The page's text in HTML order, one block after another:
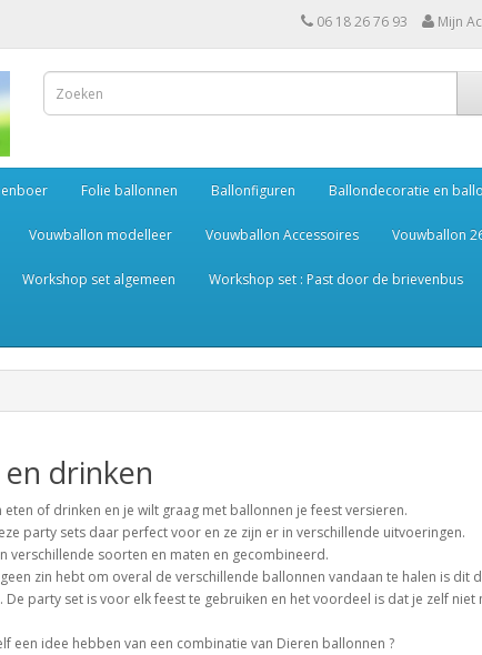
06 18 26 76 93 Mijn
Folie ballonnen Ballonfiguren Ballondecoratie en
Vouwballon modelleer Vouwballon Accessoires Vouwballon
Workshop set algemeen Workshop set : Past door de brievenbus
en drinken
eten of drinken en je wilt graag met ballonnen je feest versieren.
party sets daar perfect voor en ze zijn er in verschillende uitvoeringen.
verschillende soorten en maten en gecombineerd.
geen zin hebt om overal de verschillende ballonnen vandaan te halen is
De party set is voor elk feest te gebruiken en het voordeel is dat je zelf niet
een idee hebben van een combinatie van Dieren ballonnen ?